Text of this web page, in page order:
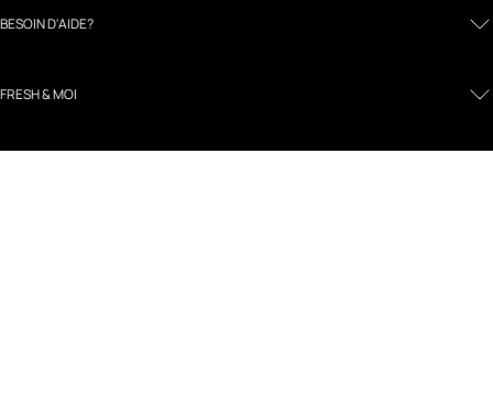
BESOIN D'AIDE?
FRESH & MOI